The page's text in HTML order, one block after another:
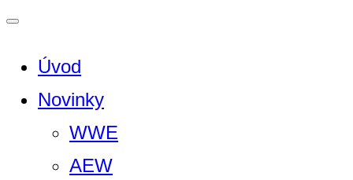
Úvod
Novinky
WWE
AEW